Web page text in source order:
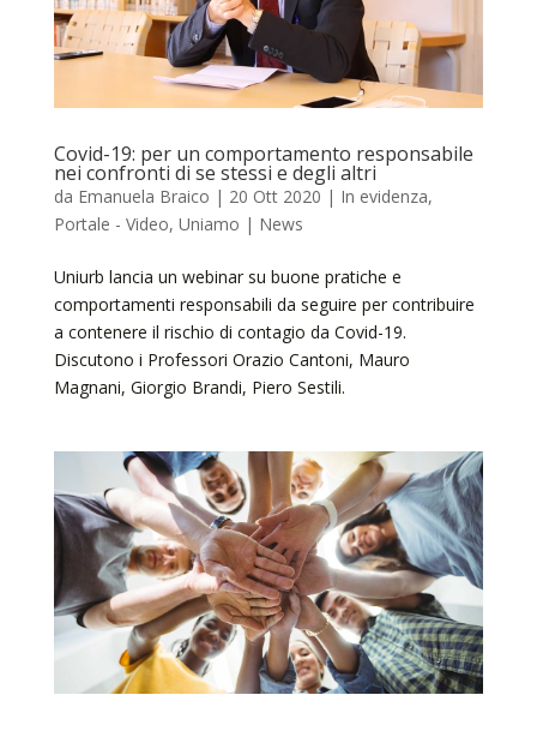
Covid-19: per un comportamento responsabile
nei confronti di se stessi e degli altri
da Emanuela Braico | 20 Ott 2020 | In evidenza,
Portale - Video, Uniamo | News
Uniurb lancia un webinar su buone pratiche e
comportamenti responsabili da seguire per contribuire
a contenere il rischio di contagio da Covid-19.
Discutono i Professori Orazio Cantoni, Mauro
Magnani, Giorgio Brandi, Piero Sestili.